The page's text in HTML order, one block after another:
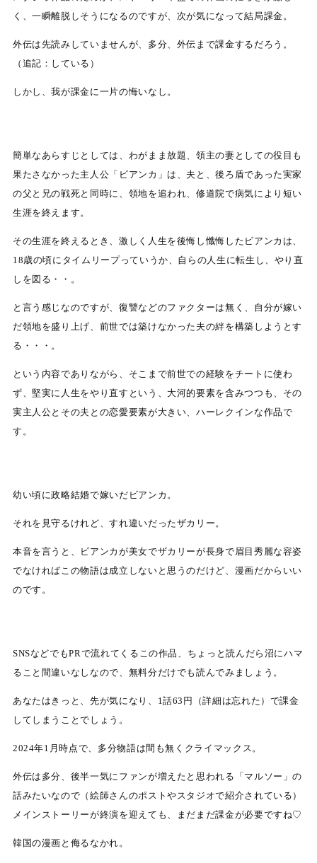
く、一瞬離脱しそうになるのですが、次が気になって結局課金。
外伝は先読みしていませんが、多分、外伝まで課金するだろう。
（追記：している）
しかし、我が課金に一片の悔いなし。
簡単なあらすじとしては、わがまま放題、領主の妻としての役目も
果たさなかった主人公「ビアンカ」は、夫と、後ろ盾であった実家
の父と兄の戦死と同時に、領地を追われ、修道院で病気により短い
生涯を終えます。
その生涯を終えるとき、激しく人生を後悔し懺悔したビアンカは、
18歳の頃にタイムリープっていうか、自らの人生に転生し、やり直
しを図る・・。
と言う感じなのですが、復讐などのファクターは無く、自分が嫁い
だ領地を盛り上げ、前世では築けなかった夫の絆を構築しようとす
る・・・。
という内容でありながら、そこまで前世での経験をチートに使わ
ず、堅実に人生をやり直すという、大河的要素を含みつつも、その
実主人公とその夫との恋愛要素が大きい、ハーレクインな作品で
す。
幼い頃に政略結婚で嫁いだビアンカ。
それを見守るけれど、すれ違いだったザカリー。
本音を言うと、ビアンカが美女でザカリーが長身で眉目秀麗な容姿
でなければこの物語は成立しないと思うのだけど、漫画だからいい
のです。
SNSなどでもPRで流れてくるこの作品、ちょっと読んだら沼にハマ
ること間違いなしなので、無料分だけでも読んでみましょう。
あなたはきっと、先が気になり、1話63円（詳細は忘れた）で課金
してしまうことでしょう。
2024年1月時点で、多分物語は間も無くクライマックス。
外伝は多分、後半一気にファンが増えたと思われる「マルソー」の
話みたいなので（絵師さんのポストやスタジオで紹介されている）
メインストーリーが終演を迎えても、まだまだ課金が必要ですね♡
韓国の漫画と侮るなかれ。